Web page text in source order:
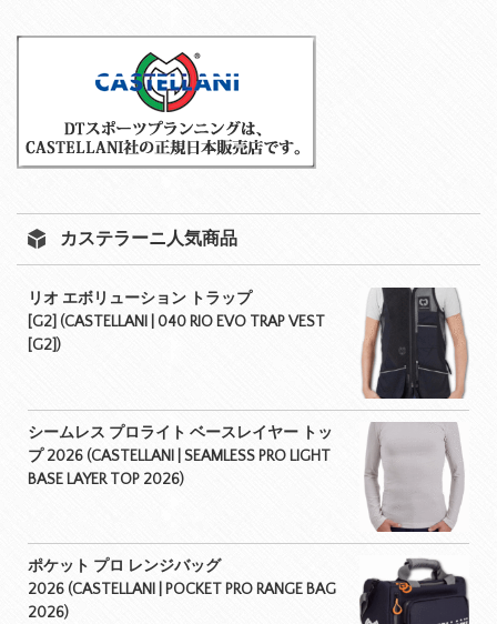
カステラーニ人気商品
リオ エボリューション トラップ
[G2] (CASTELLANI | 040 RIO EVO TRAP VEST
[G2])
シームレス プロライト ベースレイヤー トッ
プ 2026 (CASTELLANI | SEAMLESS PRO LIGHT
BASE LAYER TOP 2026)
ポケット プロ レンジバッグ
2026 (CASTELLANI | POCKET PRO RANGE BAG
2026)